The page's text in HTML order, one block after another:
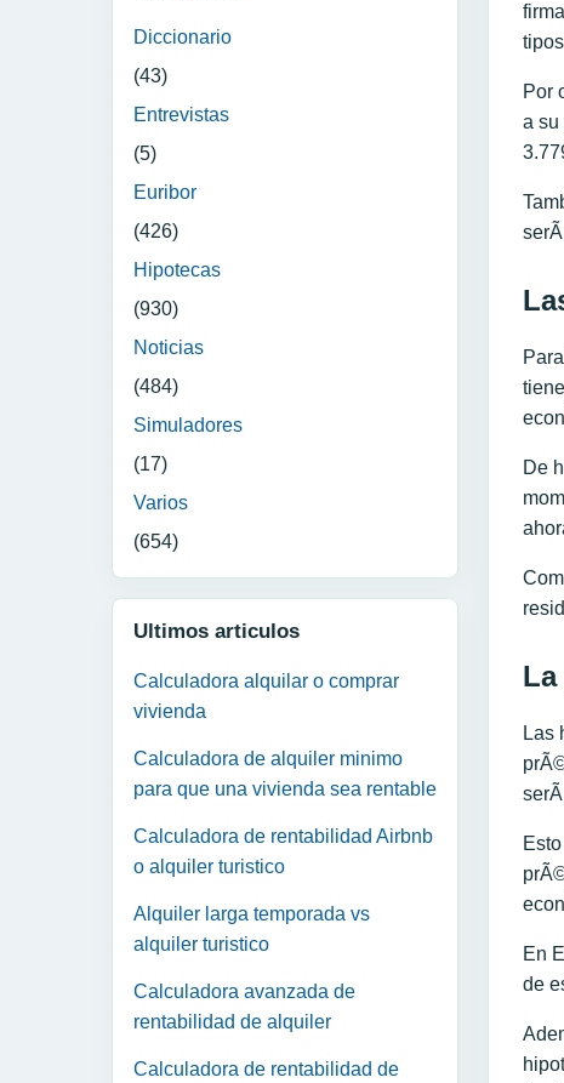
Diccionario
(43)
Entrevistas
(5)
Euribor
(426)
Hipotecas
(930)
Noticias
(484)
Simuladores
(17)
Varios
(654)
Ultimos articulos
Calculadora alquilar o comprar
vivienda
Calculadora de alquiler minimo
para que una vivienda sea rentable
Calculadora de rentabilidad Airbnb
o alquiler turistico
Alquiler larga temporada vs
alquiler turistico
Calculadora avanzada de
rentabilidad de alquiler
Calculadora de rentabilidad de
Por
a su
De
Las
En
de